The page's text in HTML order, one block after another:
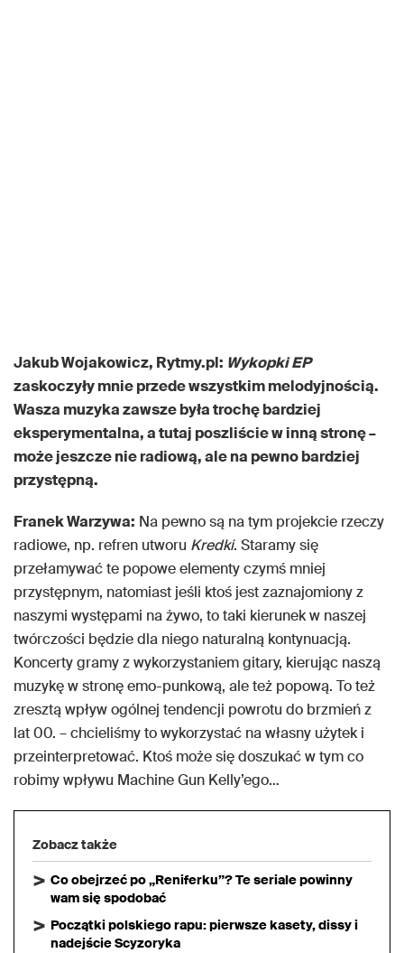
Jakub Wojakowicz, Rytmy.pl: Wykopki EP
zaskoczyły mnie przede wszystkim melodyjnością.
Wasza muzyka zawsze była trochę bardziej
eksperymentalna, a tutaj poszliście w inną stronę –
może jeszcze nie radiową, ale na pewno bardziej
przystępną.
Franek Warzywa: Na pewno są na tym projekcie rzeczy
radiowe, np. refren utworu Kredki. Staramy się
przełamywać te popowe elementy czymś mniej
przystępnym, natomiast jeśli ktoś jest zaznajomiony z
naszymi występami na żywo, to taki kierunek w naszej
twórczości będzie dla niego naturalną kontynuacją.
Koncerty gramy z wykorzystaniem gitary, kierując naszą
muzykę w stronę emo-punkową, ale też popową. To też
zresztą wpływ ogólnej tendencji powrotu do brzmień z
lat 00. – chcieliśmy to wykorzystać na własny użytek i
przeinterpretować. Ktoś może się doszukać w tym co
robimy wpływu Machine Gun Kelly’ego…
Zobacz także
Co obejrzeć po „Reniferku”? Te seriale powinny
wam się spodobać
Początki polskiego rapu: pierwsze kasety, dissy i
nadejście Scyzoryka